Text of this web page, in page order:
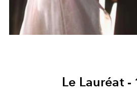
Le Lauréat -